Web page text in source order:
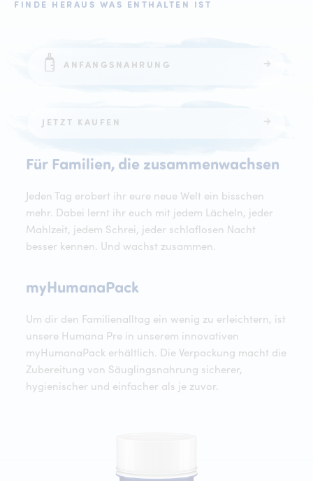
FINDE HERAUS WAS ENTHALTEN IST
ANFANGSNAHRUNG
JETZT KAUFEN
Für Familien, die zusammenwachsenFür
Jeden Tag erobert ihr eure neue Welt ein bisschen
mehr. Dabei lernt ihr euch mit jedem Lächeln, jeder
Mahlzeit, jedem Schrei, jeder schlaflosen Nacht
besser kennen. Und wachst zusammen.
myHumanaPackmyHumanaPack
Um dir den Familienalltag ein wenig zu erleichtern, ist
unsere Humana Pre in unserem innovativen
myHumanaPack erhältlich. Die Verpackung macht die
Zubereitung von Säuglingsnahrung sicherer,
hygienischer und einfacher als je zuvor.